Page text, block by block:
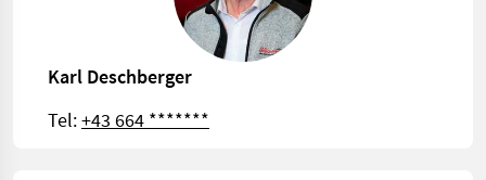
Karl Deschberger
Tel:+43 664 *******